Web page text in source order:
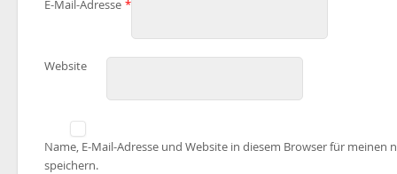
E-Mail-Adresse *
Website
Name, E-Mail-Adresse und Website in diesem Browser für meinen
speichern.